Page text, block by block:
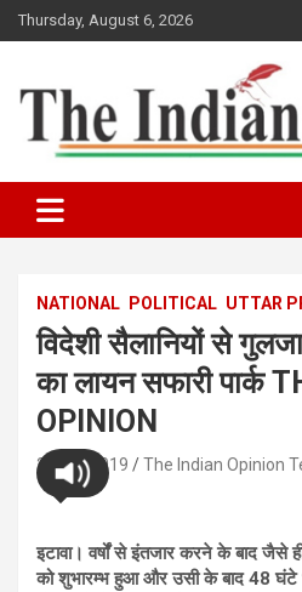
Skip
to
Thursday, August 6, 2026
Indian Opinion
NATIONAL POLITICAL UTTAR
विदेशी सैलानियों से
का लायन सफारी पार्क
OPINION
27/11/2019 The Indian Opinion
इटावा। वर्षों से इंतजार करने के बाद जैसे ही
को शुभारम्भ हुआ और उसी के बाद 48 घंटे